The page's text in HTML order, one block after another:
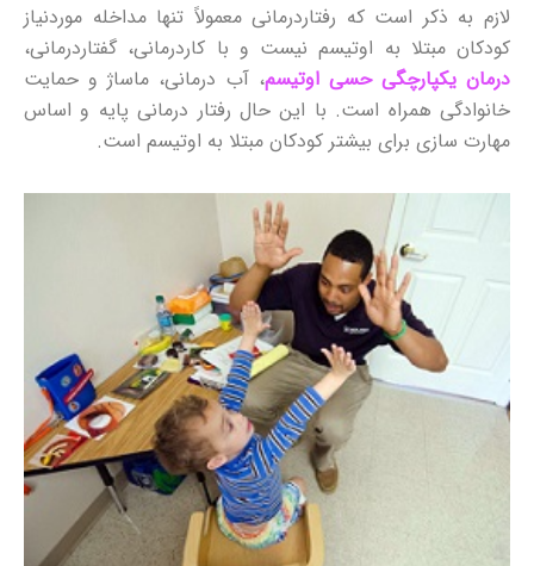
لازم به ذکر است که رفتاردرمانی معمولاً تنها مداخله موردنیاز
كودكان مبتلا به اوتیسم نیست و با کاردرمانی، گفتاردرمانی،
درمان یکپارچگی حسی اوتیسم، آب درمانی، ماساژ و حمایت
خانوادگی همراه است. با این حال رفتار درمانی پایه و اساس
مهارت سازی برای بیشتر کودکان مبتلا به اوتیسم است.